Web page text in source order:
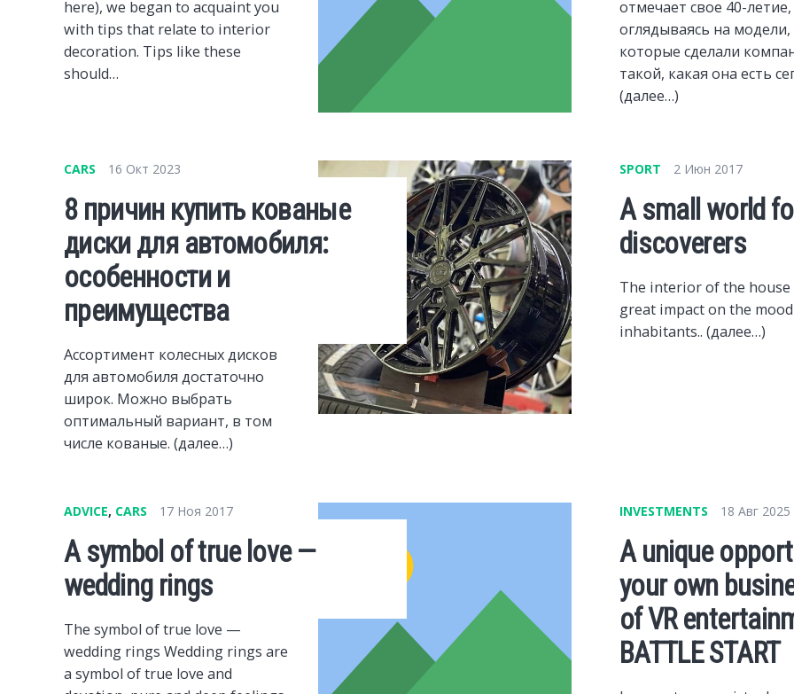
here), we began to acquaint you
with tips that relate to interior
decoration. Tips like these
should…
отмечает свое 40-летие,
оглядываясь на модели,
которые сделали
такой, какая она есть
(далее…)
CARS 16 Окт 2023
8 причин купить кованые
диски для автомобиля:
особенности и
преимущества
Ассортимент колесных дисков
для автомобиля достаточно
широк. Можно выбрать
оптимальный вариант, в том
числе кованые. (далее…)
SPORT 2 Июн 2017
A small world
discoverers
The interior of the house
great impact on the
inhabitants.. (далее…)
ADVICE, CARS 17 Ноя 2017
A symbol of true love —
wedding rings
The symbol of true love —
wedding rings Wedding rings are
a symbol of true love and
INVESTMENTS 18 Авг 2025
A unique
your own
of VR
BATTLE START